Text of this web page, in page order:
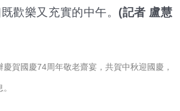
歡樂又充實的中午。 (記者 盧慧
賀國慶74周年敬老齋宴，共賀中秋迎國慶，